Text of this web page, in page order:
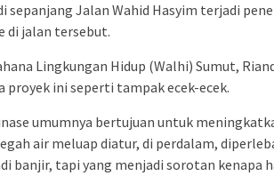
sepanjang Jalan Wahid Hasyim terjadi
di jalan tersebut.
Lingkungan Hidup (Walhi) Sumut,
proyek ini seperti tampak ecek-ecek.
umumnya bertujuan untuk
air meluap diatur, di perdalam,
banjir, tapi yang menjadi sorotan kenapa